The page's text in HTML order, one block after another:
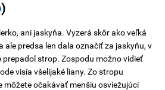
)
ani jaskyňa. Vyzerá skôr ako veľká
ale predsa len dala označiť za jaskyňu, v
prepadol strop. Zospodu možno vidieť
visía všelijaké liany. Zo stropu
môžete očakávať menšiu osviežujúci